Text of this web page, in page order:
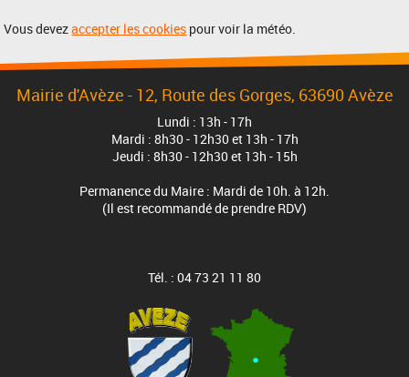
Vous devezaccepter les cookies pour voir la météo.
Mairie d'Avèze - 12, Route des Gorges, 63690 Avèze
Lundi : 13h - 17h
Mardi : 8h30 - 12h30 et 13h - 17h
Jeudi : 8h30 - 12h30 et 13h - 15h
Permanence du Maire : Mardi de 10h. à 12h.
(Il est recommandé de prendre RDV)
Tél. : 04 73 21 11 80